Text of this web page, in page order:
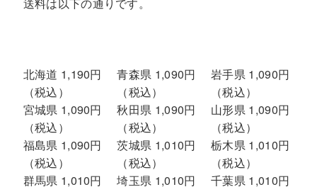
北海道 1,190円
（税込）
青森県 1,090円
（税込）
岩手県 1,090円
（税込）
宮城県 1,090円
（税込）
秋田県 1,090円
（税込）
山形県 1,090円
（税込）
福島県 1,090円
（税込）
茨城県 1,010円
（税込）
栃木県 1,010円
（税込）
群馬県 1,010円
埼玉県 1,010円
千葉県 1,010円